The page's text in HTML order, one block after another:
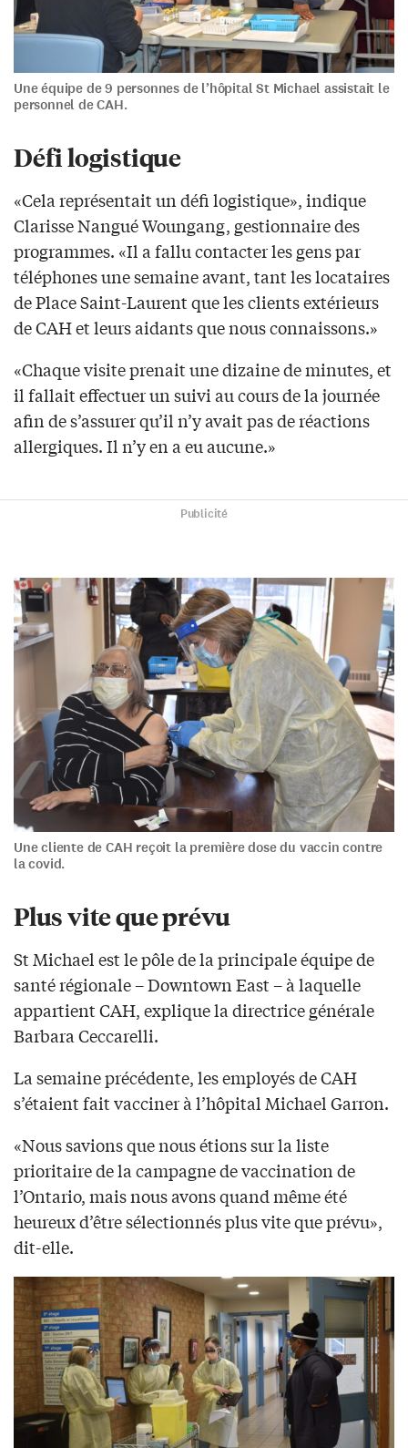
Une équipe de 9 personnes de l’hôpital St Michael assistait le
personnel de CAH.
Défi logistique
«Cela représentait un défi logistique», indique
Clarisse Nangué Woungang, gestionnaire des
programmes. «Il a fallu contacter les gens par
téléphones une semaine avant, tant les locataires
de Place Saint-Laurent que les clients extérieurs
de CAH et leurs aidants que nous connaissons.»
«Chaque visite prenait une dizaine de minutes, et
il fallait effectuer un suivi au cours de la journée
afin de s’assurer qu’il n’y avait pas de réactions
allergiques. Il n’y en a eu aucune.»
Publicité
Une cliente de CAH reçoit la première dose du vaccin contre
la covid.
Plus vite que prévu
St Michael est le pôle de la principale équipe de
santé régionale – Downtown East – à laquelle
appartient CAH, explique la directrice générale
Barbara Ceccarelli.
La semaine précédente, les employés de CAH
s’étaient fait vacciner à l’hôpital Michael Garron.
«Nous savions que nous étions sur la liste
prioritaire de la campagne de vaccination de
l’Ontario, mais nous avons quand même été
heureux d’être sélectionnés plus vite que prévu»,
dit-elle.